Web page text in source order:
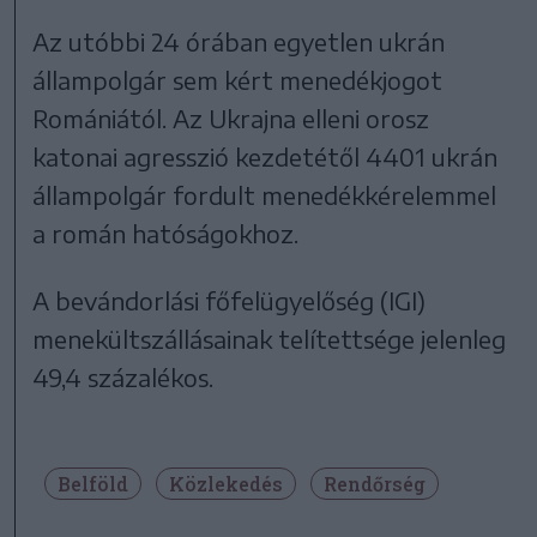
Az utóbbi 24 órában egyetlen ukrán
állampolgár sem kért menedékjogot
Romániától. Az Ukrajna elleni orosz
katonai agresszió kezdetétől 4401 ukrán
állampolgár fordult menedékkérelemmel
a román hatóságokhoz.
A bevándorlási főfelügyelőség (IGI)
menekültszállásainak telítettsége jelenleg
49,4 százalékos.
Belföld Közlekedés Rendőrség